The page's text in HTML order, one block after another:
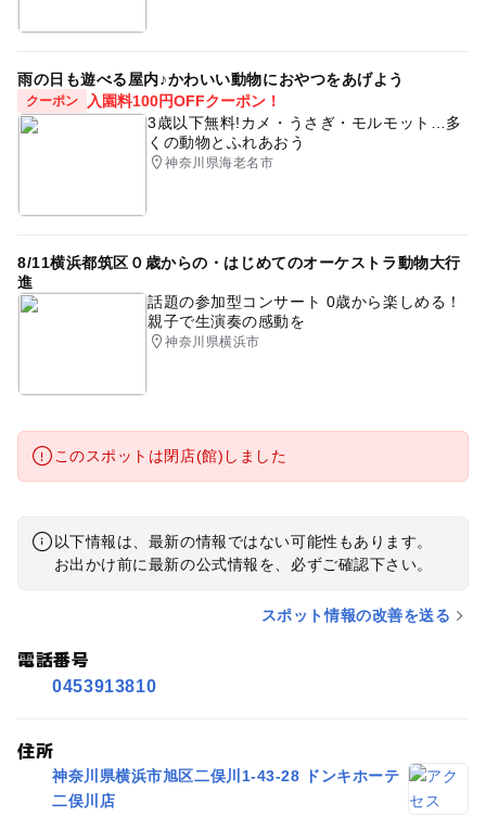
雨の日も遊べる屋内♪かわいい動物におやつをあげよう
クーポン
入園料100円OFFクーポン！
3歳以下無料!カメ・うさぎ・モルモット…多
くの動物とふれあおう
神奈川県海老名市
8/11横浜都筑区０歳からの・はじめてのオーケストラ動物大行
進
話題の参加型コンサート 0歳から楽しめる！
親子で生演奏の感動を
神奈川県横浜市
このスポットは閉店(館)しました
以下情報は、最新の情報ではない可能性もあります。
お出かけ前に最新の公式情報を、必ずご確認下さい。
スポット情報の改善を送る
電話番号
0453913810
住所
神奈川県横浜市旭区二俣川1-43-28 ドンキホーテ
二俣川店